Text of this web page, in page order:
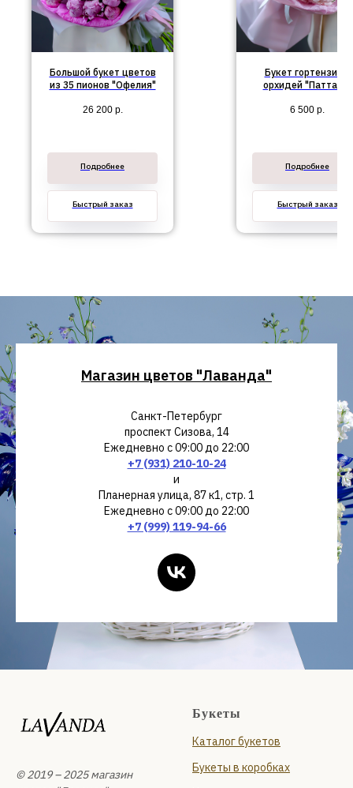
Большой букет цветов
из 35 пионов "Офелия"
26 200 р.
Подробнее
Быстрый заказ
Букет гортензий и
орхидей "Паттайя"
6 500 р.
Подробнее
Быстрый заказ
Магазин цветов "Лаванда"
Санкт-Петербург
проспект Сизова, 14
Ежедневно с 09:00 до 22:00
+7 (931) 210-10-24
и
Планерная улица, 87 к1, стр. 1
Ежедневно с 09:00 до 22:00
+7 (999) 119-94-66
© 2019 – 2025 магазин
Букеты
Каталог букетов
Букеты в коробках